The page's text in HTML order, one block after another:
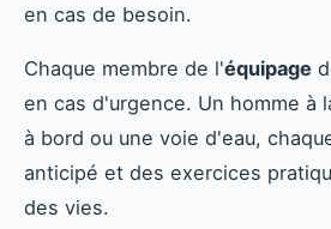
en cas de besoin.
Chaque membre de l'équipage
en cas d'urgence. Un homme à
à bord ou une voie d'eau,
anticipé et des exercices
des vies.